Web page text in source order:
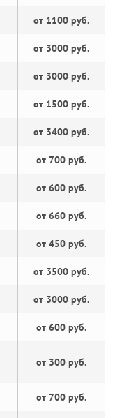
от 1100 руб.
от 3000 руб.
от 3000 руб.
от 1500 руб.
от 3400 руб.
от 700 руб.
от 600 руб.
от 660 руб.
от 450 руб.
от 3500 руб.
от 3000 руб.
от 600 руб.
от 300 руб.
от 700 руб.